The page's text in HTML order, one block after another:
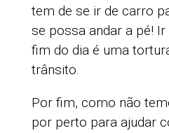
tem de se ir de carro
se possa andar a pé!
fim do dia é uma
trânsito.
Por fim, como não
por perto para ajudar